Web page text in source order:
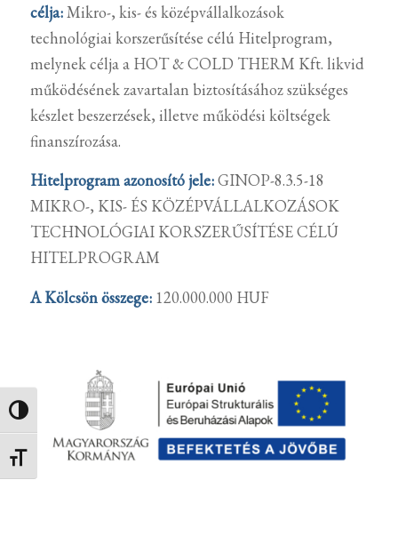
Nagy kontraszt váltása
Betűméret váltása
célja:Mikro-, kis- és középvállalkozások
technológiai korszerűsítése célú Hitelprogram,
melynek célja a HOT & COLD THERM Kft. likvid
működésének zavartalan biztosításához szükséges
készlet beszerzések, illetve működési költségek
finanszírozása.
Hitelprogram azonosító jele:GINOP-8.3.5-18
MIKRO-, KIS- ÉS KÖZÉPVÁLLALKOZÁSOK
TECHNOLÓGIAI KORSZERŰSÍTÉSE CÉLÚ
HITELPROGRAM
A Kölcsön összege:120.000.000 HUF